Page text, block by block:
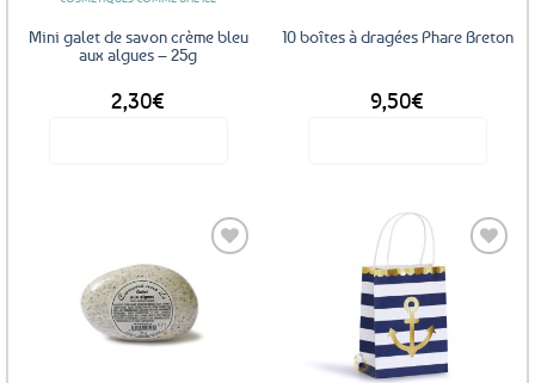
Mini galet de savon crème bleu
aux algues – 25g
2,30€
10 boîtes à dragées Phare Breton
9,50€
favoris